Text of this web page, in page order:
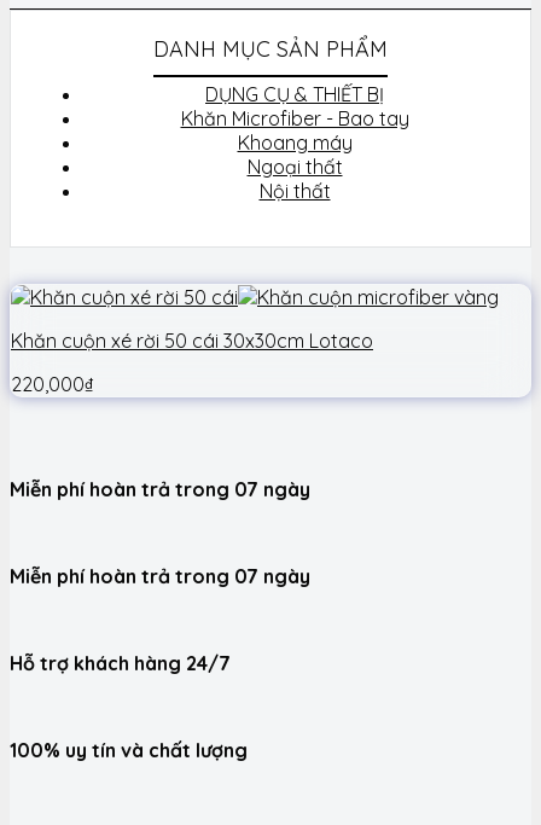
DANH MỤC SẢN PHẨM
DỤNG CỤ & THIẾT BỊ
Khăn Microfiber - Bao tay
Khoang máy
Ngoại thất
Nội thất
Khăn cuộn xé rời 50 cái 30x30cm Lotaco
220,000₫
Miễn phí hoàn trả trong 07 ngày
Miễn phí hoàn trả trong 07 ngày
Hỗ trợ khách hàng 24/7
100% uy tín và chất lượng